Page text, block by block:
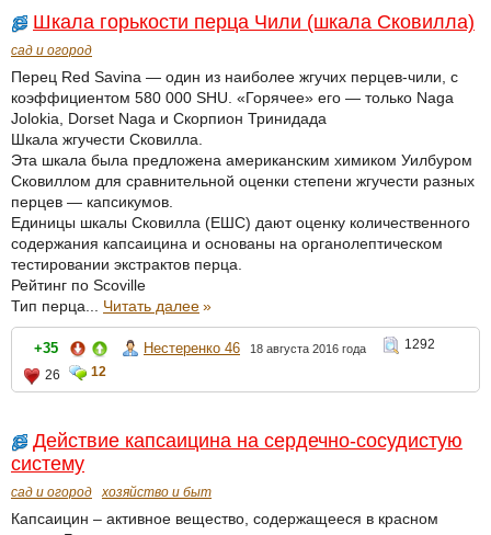
Шкала горькости перца Чили (шкала Сковилла)
сад и огород
Перец Red Savina — один из наиболее жгучих перцев-чили, с
коэффициентом 580 000 SHU. «Горячее» его — только Naga
Jolokia, Dorset Naga и Скорпион Тринидада
Шкала жгучести Сковилла.
Эта шкала была предложена американским химиком Уилбуром
Сковиллом для сравнительной оценки степени жгучести разных
перцев — капсикумов.
Единицы шкалы Сковилла (ЕШС) дают оценку количественного
содержания капсаицина и основаны на органолептическом
тестировании экстрактов перца.
Рейтинг по Scoville
Тип перца... Читать далее»
+35 Нестеренко 46 18 августа 2016 года
1292
26
12
Действие капсаицина на сердечно-сосудистую
систему
сад и огород хозяйство и быт
Капсаицин – активное вещество, содержащееся в красном